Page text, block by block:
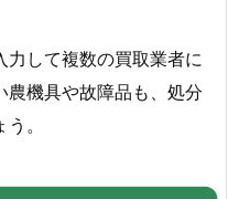
力して複数の買取業者に
農機具や故障品も、処分
。